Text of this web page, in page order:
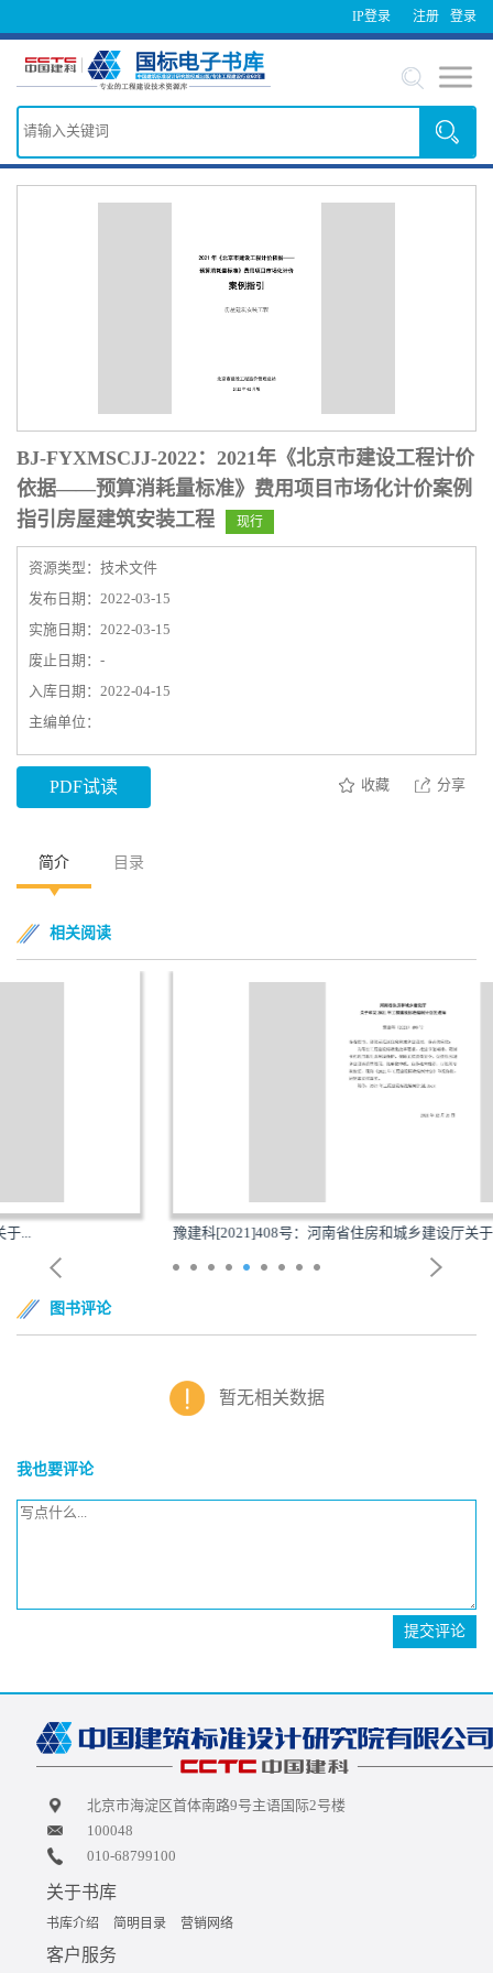
IP登录 登录
注册
BJ-FYXMSCJJ-2022：2021年《北京市建设工程计价
依据——预算消耗量标准》费用项目市场化计价案例
指引房屋建筑安装工程
现行
资源类型：技术文件
发布日期：2022-03-15
实施日期：2022-03-15
废止日期：-
入库日期：2022-04-15
主编单位：
PDF试读 收藏 分享
简介 目录
相关阅读
豫建科[2021]408号：河南省住房和城乡建设厅关于印...
图书评论
暂无相关数据
我也要评论
提交评论
北京市海淀区首体南路9号主语国际2号楼
100048
010-68799100
关于书库
书库介绍 简明目录 营销网络
客户服务